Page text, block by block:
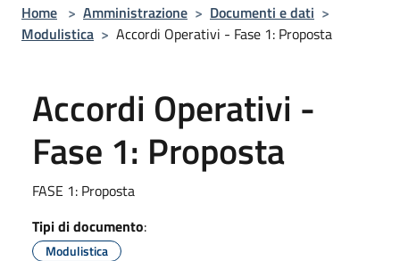
Home > Amministrazione > Documenti e dati >
Modulistica > Accordi Operativi - Fase 1: Proposta
Accordi Operativi -
Fase 1: Proposta
FASE 1: Proposta
Tipi di documento:
Modulistica